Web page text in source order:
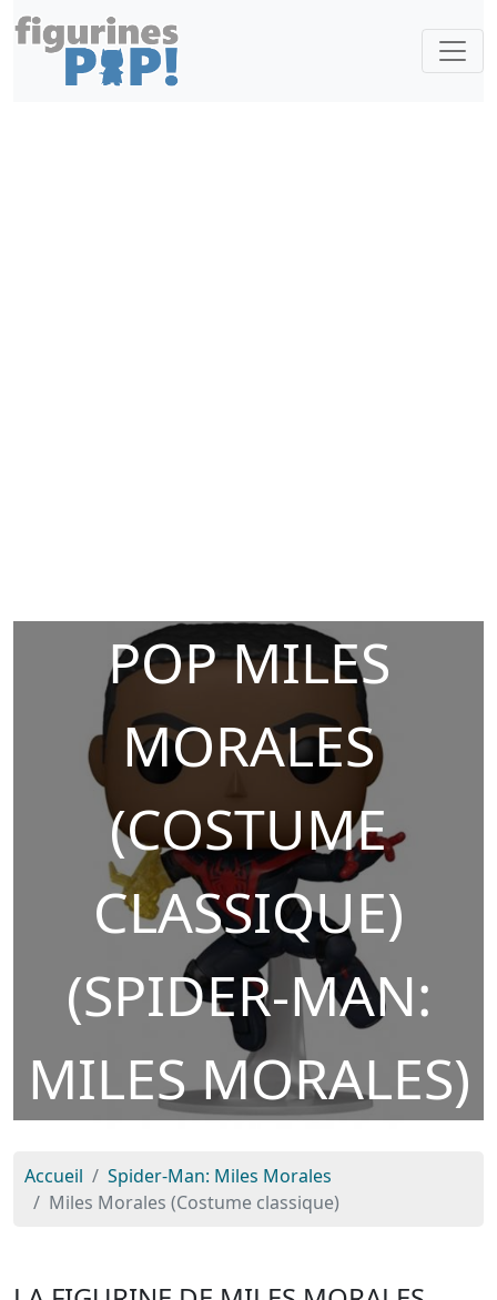
POP MILES
MORALES
(COSTUME
CLASSIQUE)
(SPIDER-MAN:
MILES MORALES)
Accueil
Spider-Man: Miles Morales
Miles Morales (Costume classique)